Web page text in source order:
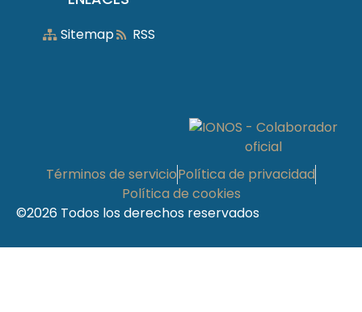
Sitemap RSS
Términos de servicioPolítica de privacidad
Política de cookies
©2026 Todos los derechos reservados